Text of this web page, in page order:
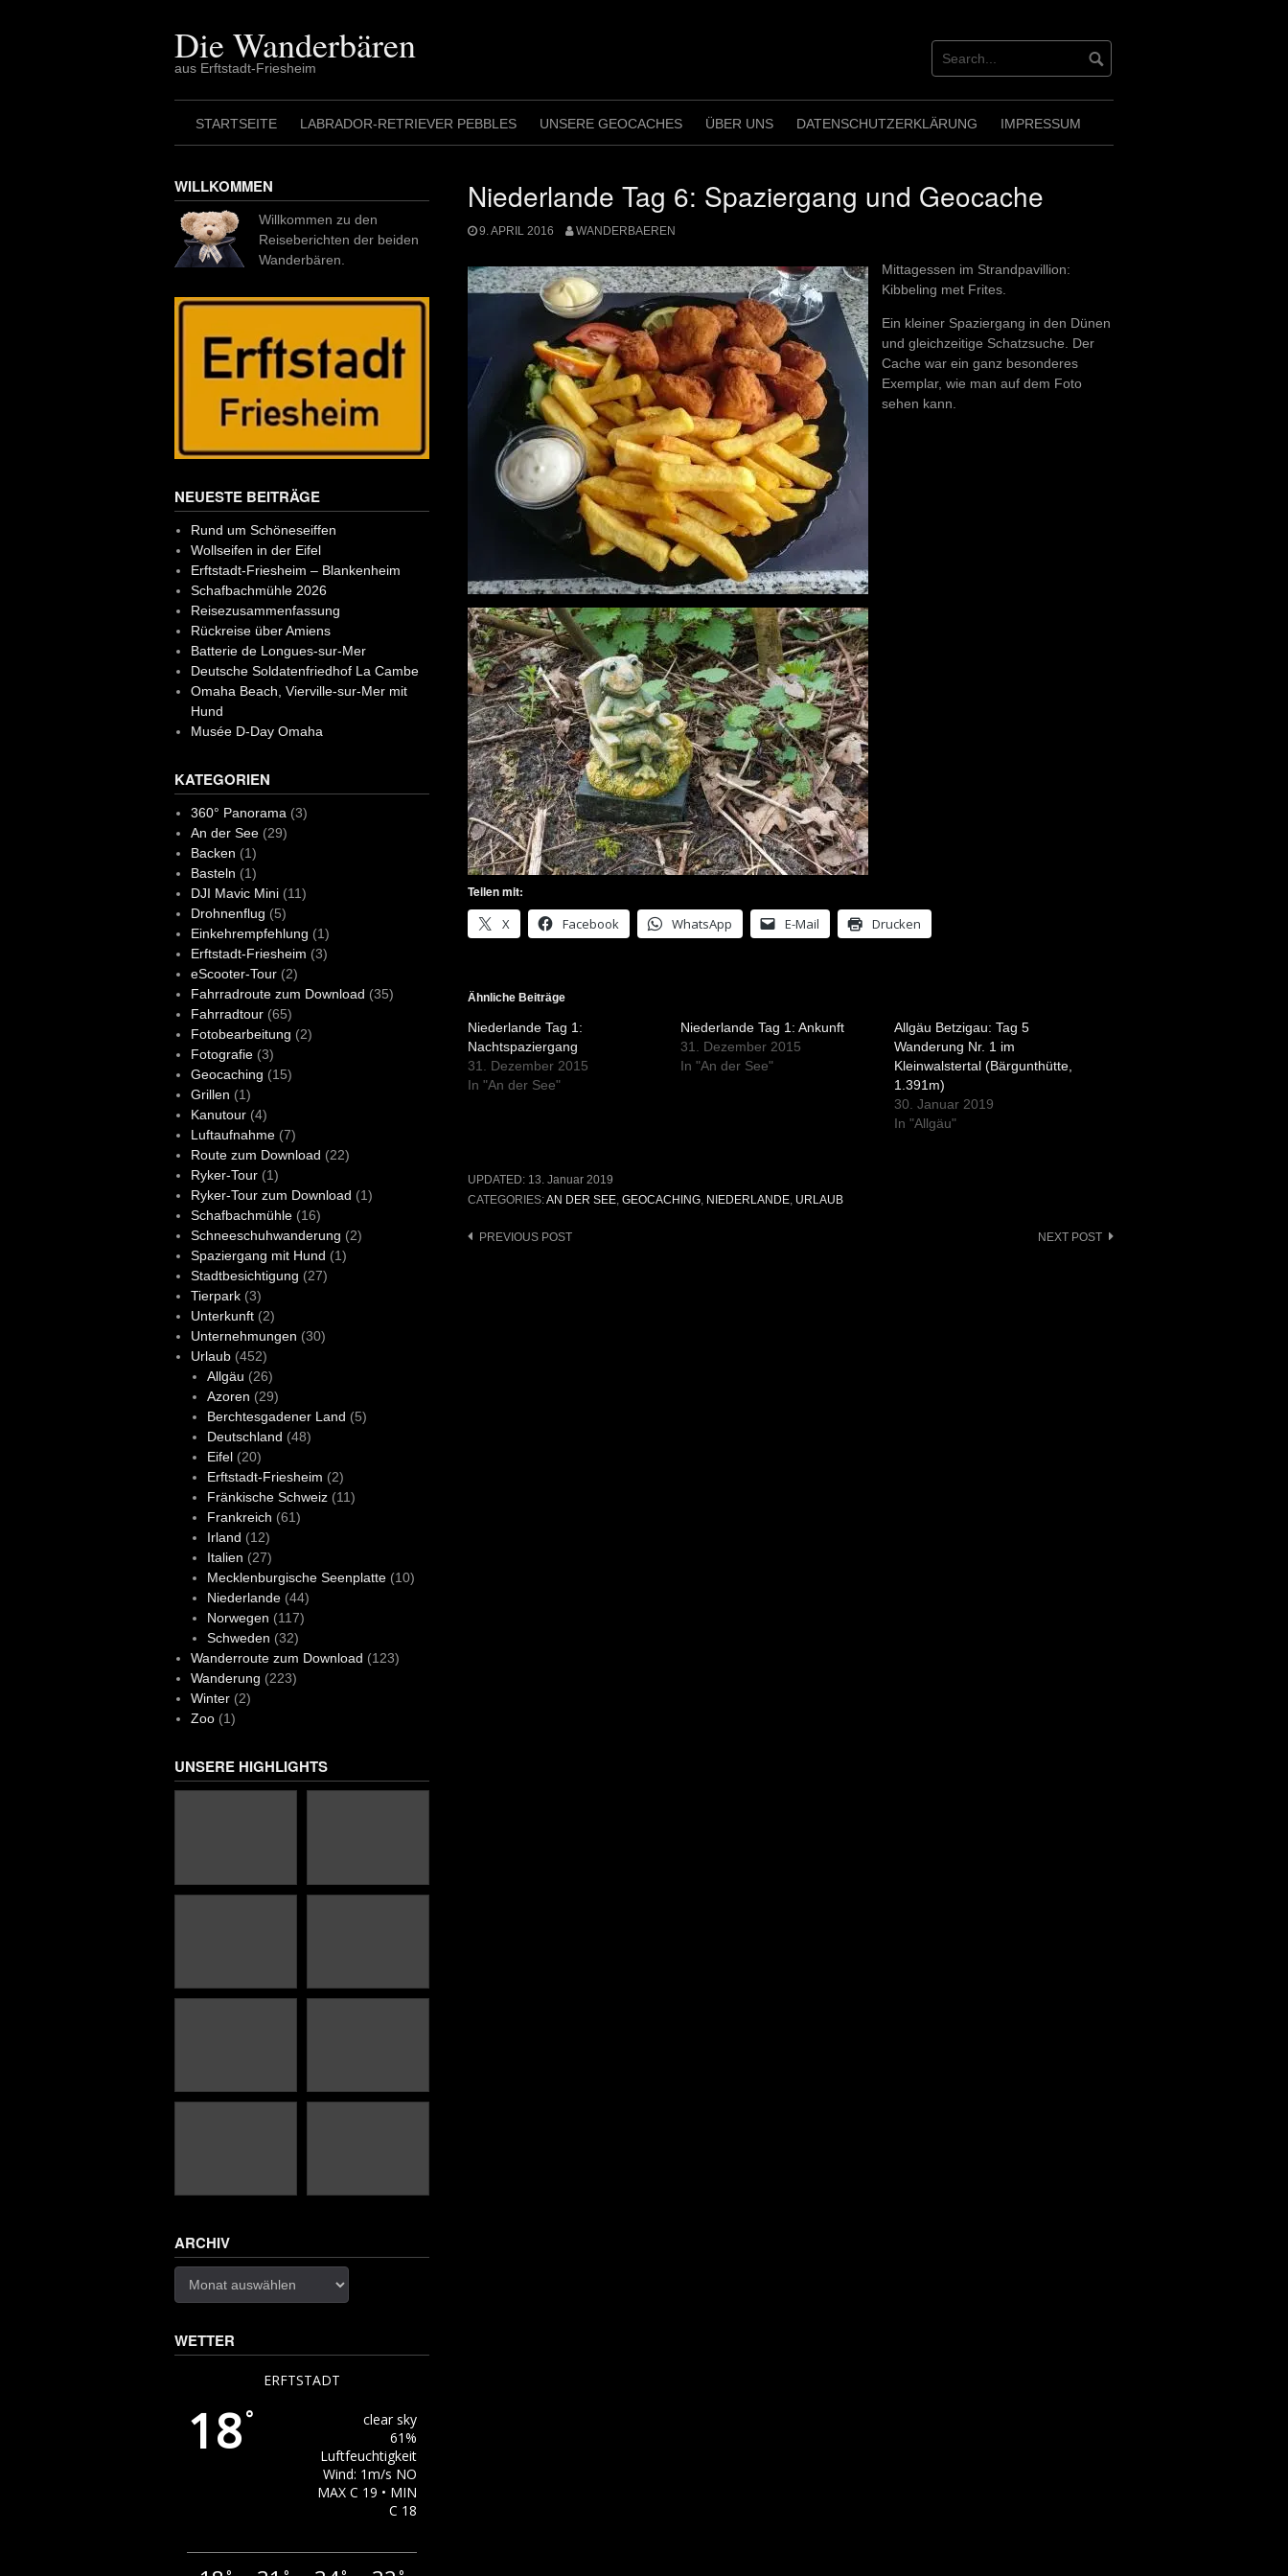
Die Wanderbären
aus Erftstadt-Friesheim
STARTSEITE LABRADOR-RETRIEVER PEBBLES UNSERE GEOCACHES ÜBER UNS DATENSCHUTZERKLÄRUNG IMPRESSUM
Niederlande Tag 6: Spaziergang und Geocache
9. APRIL 2016 WANDERBAEREN
Mittagessen im Strandpavillion:
Kibbeling met Frites.
Ein kleiner Spaziergang in den Dünen
und gleichzeitige Schatzsuche. Der
Cache war ein ganz besonderes
Exemplar, wie man auf dem Foto
sehen kann.
Teilen mit:
X
Facebook WhatsApp E-Mail Drucken
Ähnliche Beiträge
Niederlande Tag 1:
Nachtspaziergang
31. Dezember 2015
In "An der See"
Niederlande Tag 1: Ankunft
31. Dezember 2015
In "An der See"
Allgäu Betzigau: Tag 5
Wanderung Nr. 1 im
Kleinwalstertal (Bärgunthütte,
1.391m)
30. Januar 2019
In "Allgäu"
UPDATED: 13. Januar 2019
CATEGORIES:AN DER SEE, GEOCACHING, NIEDERLANDE, URLAUB
Post
PREVIOUS POST NEXT POST
WILLKOMMEN
Willkommen zu den
Reiseberichten der beiden
Wanderbären.
NEUESTE BEITRÄGE
Rund um Schöneseiffen
Wollseifen in der Eifel
Erftstadt-Friesheim – Blankenheim
Schafbachmühle 2026
Reisezusammenfassung
Rückreise über Amiens
Batterie de Longues-sur-Mer
Deutsche Soldatenfriedhof La Cambe
Omaha Beach, Vierville-sur-Mer mit
Hund
Musée D-Day Omaha
KATEGORIEN
360° Panorama(3)
An der See(29)
Backen (1)
Basteln (1)
DJI Mavic Mini(11)
Drohnenflug (5)
Einkehrempfehlung (1)
Erftstadt-Friesheim (3)
eScooter-Tour(2)
Fahrradroute zum Download (35)
Fahrradtour(65)
Fotobearbeitung (2)
Fotografie(3)
Geocaching (15)
Grillen (1)
Kanutour(4)
Luftaufnahme(7)
Route zum Download (22)
Ryker-Tour(1)
Ryker-Tour zum Download (1)
Schafbachmühle(16)
Schneeschuhwanderung (2)
Spaziergang mit Hund (1)
Stadtbesichtigung (27)
Tierpark(3)
Unterkunft(2)
Unternehmungen (30)
Urlaub(452)
Allgäu (26)
Azoren (29)
Berchtesgadener Land (5)
Deutschland (48)
Eifel(20)
Erftstadt-Friesheim (2)
Fränkische Schweiz(11)
Frankreich (61)
Irland (12)
Italien (27)
Mecklenburgische Seenplatte(10)
Niederlande(44)
Norwegen (117)
Schweden (32)
Wanderroute zum Download (123)
Wanderung (223)
Winter(2)
Zoo(1)
UNSERE HIGHLIGHTS
ARCHIV
WETTER
ERFTSTADT
18°
clear sky
61%
Luftfeuchtigkeit
Wind: 1m/s NO
MAX C 19 • MIN
C 18